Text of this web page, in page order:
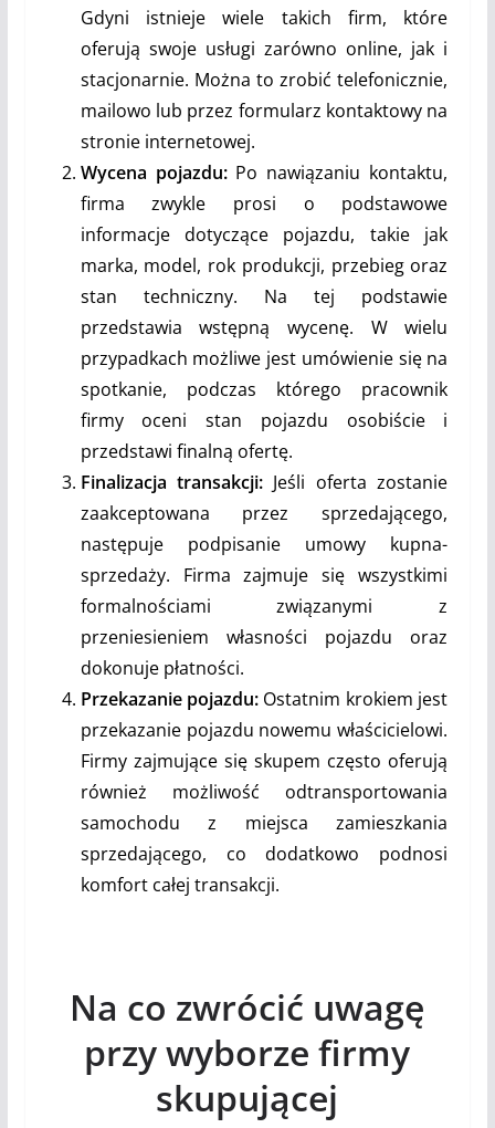
Gdyni istnieje wiele takich firm, które
oferują swoje usługi zarówno online, jak i
stacjonarnie. Można to zrobić telefonicznie,
mailowo lub przez formularz kontaktowy na
stronie internetowej.
Wycena pojazdu:Po nawiązaniu kontaktu,
firma zwykle prosi o podstawowe
informacje dotyczące pojazdu, takie jak
marka, model, rok produkcji, przebieg oraz
stan techniczny. Na tej podstawie
przedstawia wstępną wycenę. W wielu
przypadkach możliwe jest umówienie się na
spotkanie, podczas którego pracownik
firmy oceni stan pojazdu osobiście i
przedstawi finalną ofertę.
Finalizacja transakcji: Jeśli oferta zostanie
zaakceptowana przez sprzedającego,
następuje podpisanie umowy kupna-
sprzedaży. Firma zajmuje się wszystkimi
formalnościami związanymi z
przeniesieniem własności pojazdu oraz
dokonuje płatności.
Przekazanie pojazdu: Ostatnim krokiem jest
przekazanie pojazdu nowemu właścicielowi.
Firmy zajmujące się skupem często oferują
również możliwość odtransportowania
samochodu z miejsca zamieszkania
sprzedającego, co dodatkowo podnosi
komfort całej transakcji.
Na co zwrócić uwagę
przy wyborze firmy
skupującej